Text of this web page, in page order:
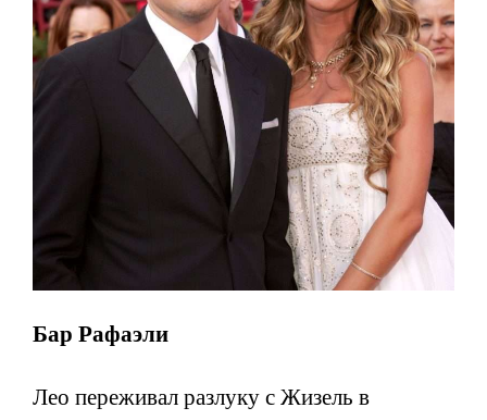
Бар Рафаэли
Лео переживал разлуку с Жизель в